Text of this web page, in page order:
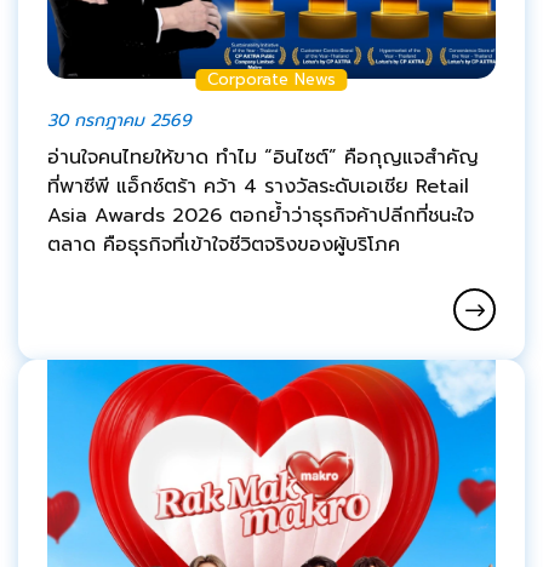
Corporate News
30 กรกฎาคม 2569
อ่านใจคนไทยให้ขาด ทำไม “อินไซต์” คือกุญแจสำคัญ
ที่พาซีพี แอ็กซ์ตร้า คว้า 4 รางวัลระดับเอเชีย Retail
Asia Awards 2026 ตอกย้ำว่าธุรกิจค้าปลีกที่ชนะใจ
ตลาด คือธุรกิจที่เข้าใจชีวิตจริงของผู้บริโภค